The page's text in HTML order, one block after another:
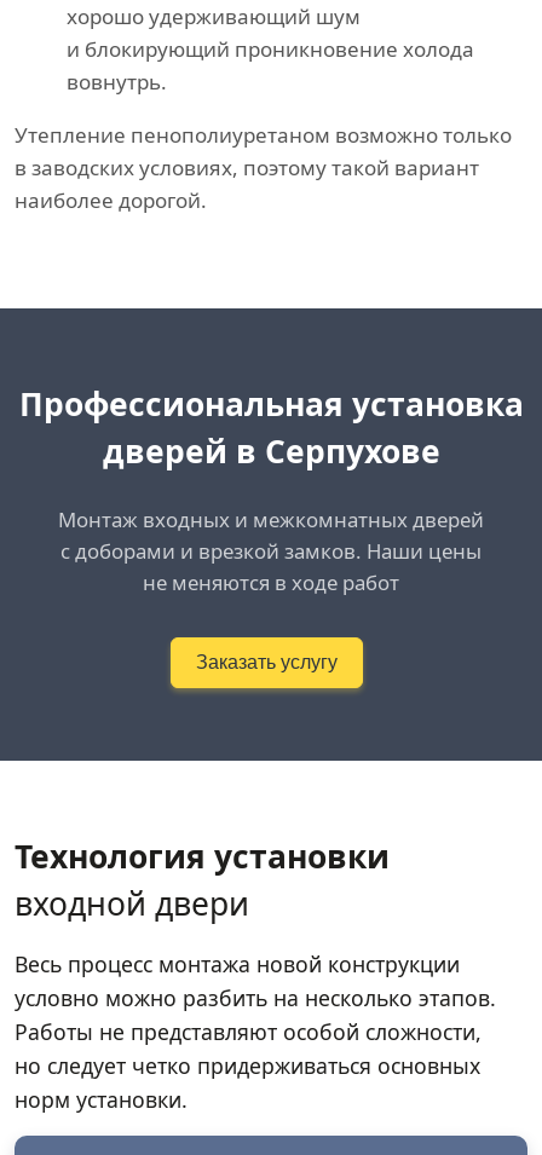
хорошо удерживающий шум
и блокирующий проникновение холода
вовнутрь.
Утепление пенополиуретаном возможно только
в заводских условиях, поэтому такой вариант
наиболее дорогой.
Профессиональная установка
дверей в Серпухове
Монтаж входных и межкомнатных дверей
с доборами и врезкой замков. Наши цены
не меняются в ходе работ
Заказать услугу
Технология установки
входной двери
Весь процесс монтажа новой конструкции
условно можно разбить на несколько этапов.
Работы не представляют особой сложности,
но следует четко придерживаться основных
норм установки.